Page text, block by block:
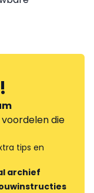
!
die
tips en
archief